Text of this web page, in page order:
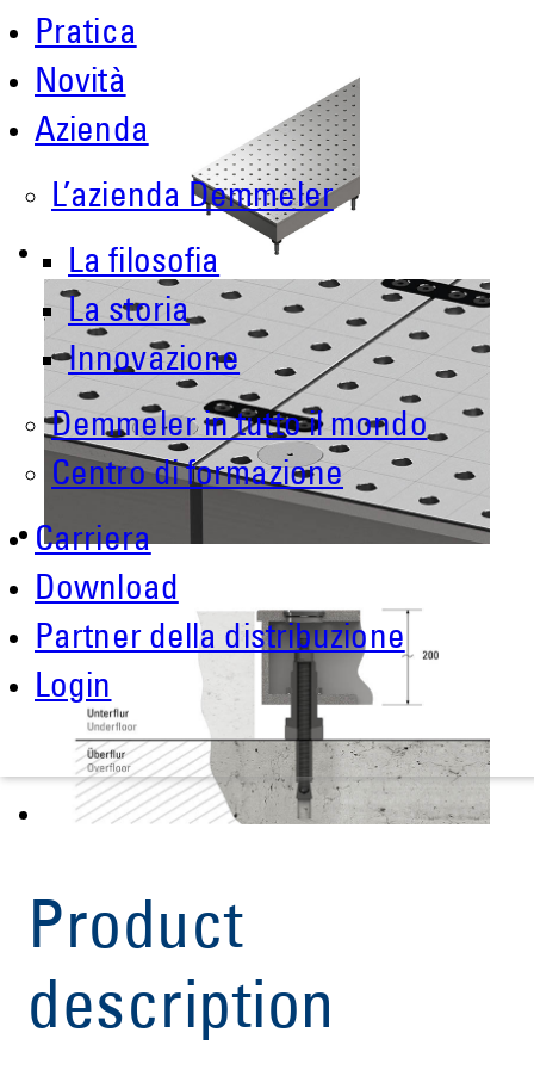
Pratica
Novità
Azienda
L’azienda Demmeler
La filosofia
La storia
Innovazione
Demmeler in tutto il mondo
Centro di formazione
Carriera
Download
Partner della distribuzione
Login
Product
description